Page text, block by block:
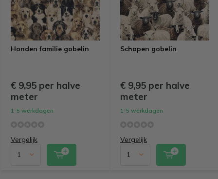
Honden familie gobelin
€ 9,95 per halve
meter
1-5 werkdagen
Vergelijk
Schapen gobelin
€ 9,95 per halve
meter
1-5 werkdagen
Vergelijk